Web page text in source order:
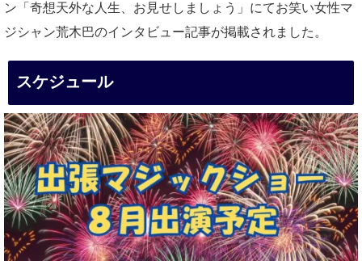
ン「奇想天外な人生、お見せしましょう」にてお笑い女性マ
ジシャン荒木巴のインタビュー記事が掲載されました。
スケジュール